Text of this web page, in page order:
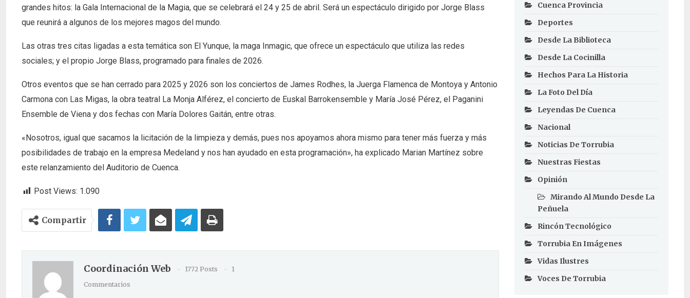
grandes hitos: la Gala Internacional de la Magia, que se celebrará el 24 y 25 de abril. Será un espectáculo dirigido por Jorge Blass
que reunirá a algunos de los mejores magos del mundo.
Las otras tres citas ligadas a esta temática son El Yunque, la maga Inmagic, que ofrece un espectáculo que utiliza las redes
sociales; y el propio Jorge Blass, programado para finales de 2026.
Otros eventos que se han cerrado para 2025 y 2026 son los conciertos de James Rodhes, la Juerga Flamenca de Montoya y Antonio
Carmona con Las Migas, la obra teatral La Monja Alférez, el concierto de Euskal Barrokensemble y María José Pérez, el Paganini
Ensemble de Viena y dos fechas con María Dolores Gaitán, entre otras.
«Nosotros, igual que sacamos la licitación de la limpieza y demás, pues nos apoyamos ahora mismo para tener más fuerza y más
posibilidades de trabajo en la empresa Medeland y nos han ayudado en esta programación», ha explicado Marian Martínez sobre
este relanzamiento del Auditorio de Cuenca.
Post Views: 1.090
Compartir
Coordinación Web 1772 Posts
1
Commentarios
Cuenca Provincia
Deportes
Desde La Biblioteca
Desde La Cocinilla
Hechos Para La Historia
La Foto Del Día
Leyendas De Cuenca
Nacional
Noticias De Torrubia
Nuestras Fiestas
Opinión
Mirando Al Mundo Desde La
Peñuela
Rincón Tecnológico
Torrubia En Imágenes
Vidas Ilustres
Voces De Torrubia